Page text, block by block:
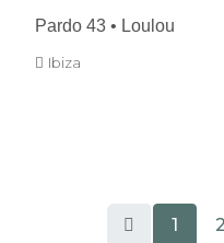
Pardo 43 • Loulou
Ibiza
1 2